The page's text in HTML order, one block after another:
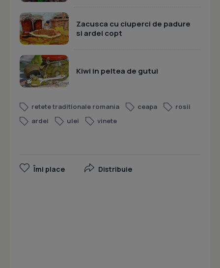
Zacusca cu ciuperci de padure
si ardei copt
Kiwi in peltea de gutui
retete traditionale romania ceapa
rosii
ardei
ulei vinete
Îmi place Distribuie